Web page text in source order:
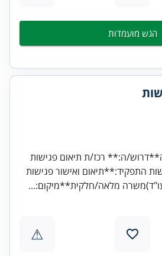
הגש מועמדות
ה:** רכז/ת תיאום פגישות
התפקיד:**תיאום ואישור פגישות
מלאה/חלקית**מיקום:...
⚠